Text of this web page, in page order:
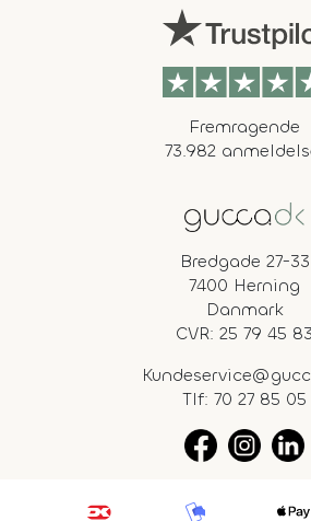
Fremragende
73.982
Bredgade 27-33
7400 Herning
Danmark
CVR: 25 79 45 83
Tlf: 70 27 85 05